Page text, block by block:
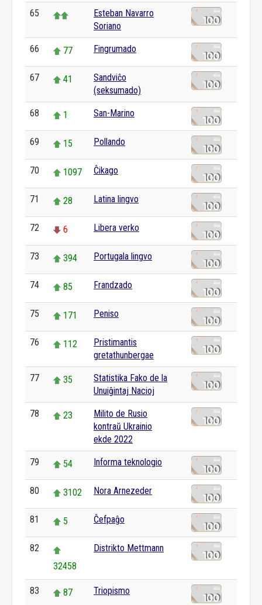
65
Esteban Navarro
Soriano
66 77 Fingrumado
67 41
Sandviĉo
(seksumado)
68 1 San-Marino
69 15 Pollando
70 1097 Ĉikago
71 28 Latina lingvo
72 6 Libera verko
73 394 Portugala lingvo
74 85 Frandzado
75 171 Peniso
76 112
Pristimantis
gretathunbergae
77 35
Statistika Fako de la
Unuiĝintaj Nacioj
78 23
Milito de Rusio
kontraŭ Ukrainio
ekde 2022
79 54 Informa teknologio
80 3102 Nora Arnezeder
81 5 Ĉefpaĝo
82
32458
Distrikto Mettmann
83 87 Triopismo